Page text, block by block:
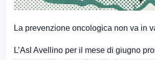
La prevenzione oncologica non va in
L’Asl Avellino per il mese di giugno